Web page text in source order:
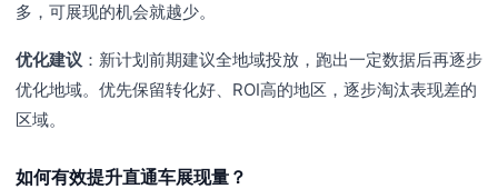
多，可展现的机会就越少。
优化建议 ：新计划前期建议全地域投放，跑出一定数据后再逐步
优化地域。优先保留转化好、ROI高的地区，逐步淘汰表现差的
区域。
如何有效提升直通车展现量？